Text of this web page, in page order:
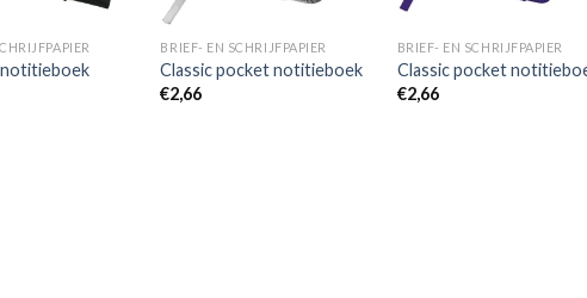
BRIEF- EN SCHRIJFPAPIER
Classic pocket notitieboek
€2,66
BRIEF- EN SCHRIJFPAPIER
Classic pocket
€2,66